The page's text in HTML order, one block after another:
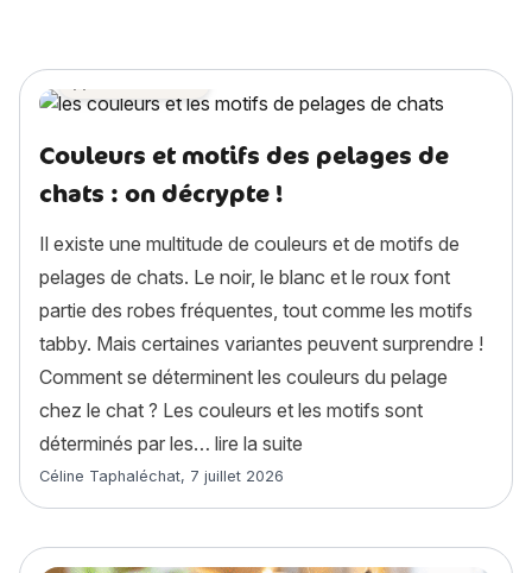
Couleurs et motifs des pelages de
chats : on décrypte !
Il existe une multitude de couleurs et de motifs de
pelages de chats. Le noir, le blanc et le roux font
partie des robes fréquentes, tout comme les motifs
tabby. Mais certaines variantes peuvent surprendre !
Comment se déterminent les couleurs du pelage
chez le chat ? Les couleurs et les motifs sont
déterminés par les… lire la suite
Article rédigé par
Céline Taphaléchat, 7 juillet 2026